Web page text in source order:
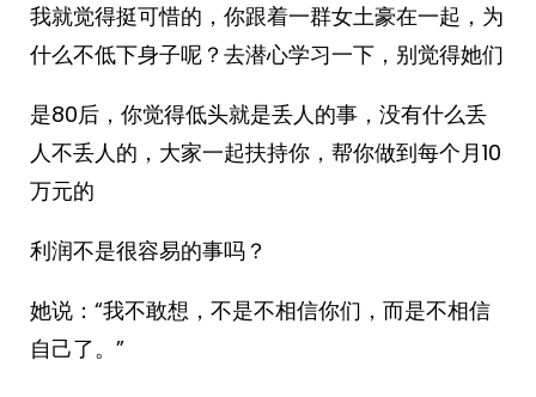
我就觉得挺可惜的，你跟着一群女土豪在一起，为
什么不低下身子呢？去潜心学习一下，别觉得她们
是80后，你觉得低头就是丢人的事，没有什么丢
人不丢人的，大家一起扶持你，帮你做到每个月10
万元的
利润不是很容易的事吗？
她说：“我不敢想，不是不相信你们，而是不相信
自己了。”